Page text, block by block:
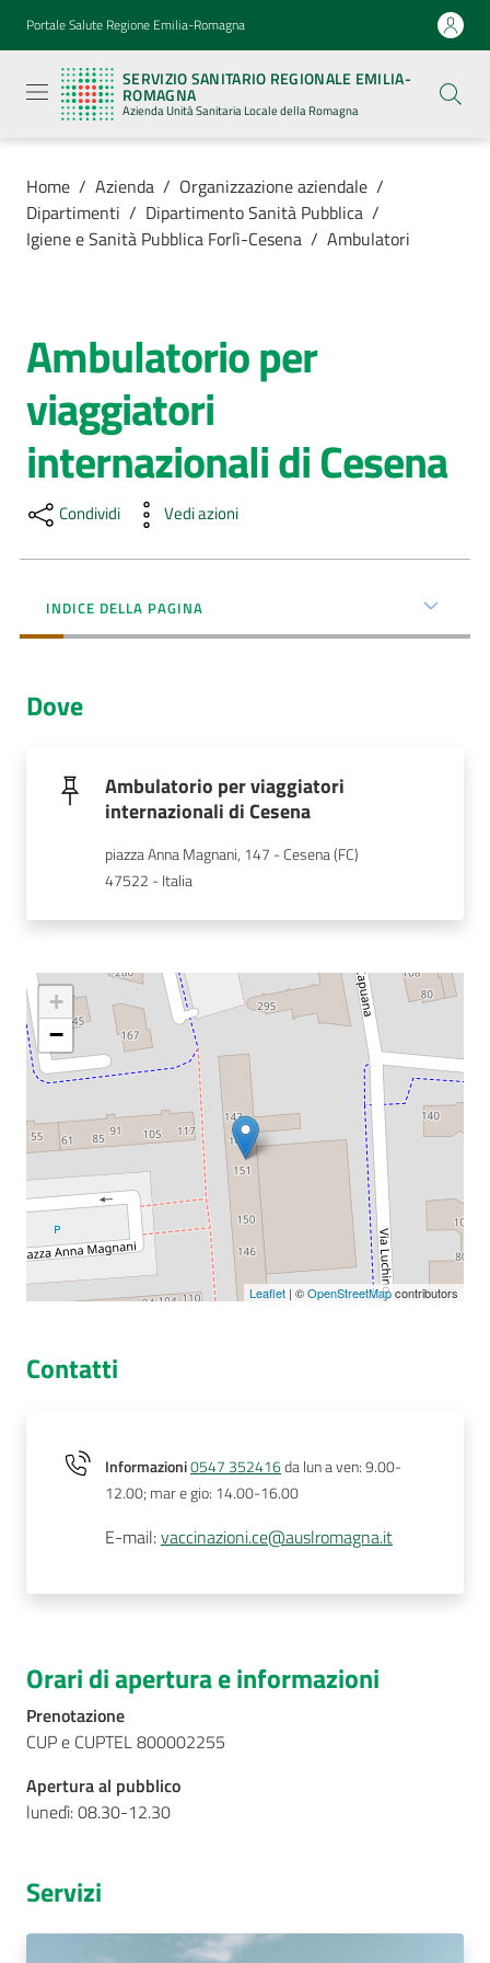
Vai al contenuto
Vai alla navigazione
Vai al footer
Portale Salute Regione Emilia-Romagna
SERVIZIO SANITARIO REGIONALE EMILIA-
ROMAGNA
Azienda Unità Sanitaria Locale della Romagna
Sanitario
Regionale
Emilia-
Romagna
Azienda
Sanitaria
Locale della
Romagna
Servizi
Luoghi
di
cura
Menu selezionato
AUSL
Comunica
Servizi
Bandi
Concorsi
Seguici
Home / Azienda / Organizzazione aziendale /
Dipartimenti / Dipartimento Sanità Pubblica /
Igiene e Sanità Pubblica Forlì-Cesena / Ambulatori
Salta al contenuto
Ambulatorio per
viaggiatori
internazionali di Cesena
Condividi Vedi azioni
INDICE DELLA PAGINA
Dove
Ambulatorio per viaggiatori
internazionali di Cesena
piazza Anna Magnani, 147 - Cesena (FC)
47522 - Italia
+
−
Leaflet | ©OpenStreetMapcontributors
Contatti
Informazioni0547 352416da lun a ven: 9.00-
12.00; mar e gio: 14.00-16.00
E-mail:vaccinazioni.ce@auslromagna.it
Orari di apertura e informazioni
Prenotazione
CUP e CUPTEL 800002255
Apertura al pubblico
lunedì: 08.30-12.30
Servizi